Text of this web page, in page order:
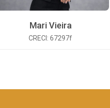
Mari Vieira
CRECI: 67297f